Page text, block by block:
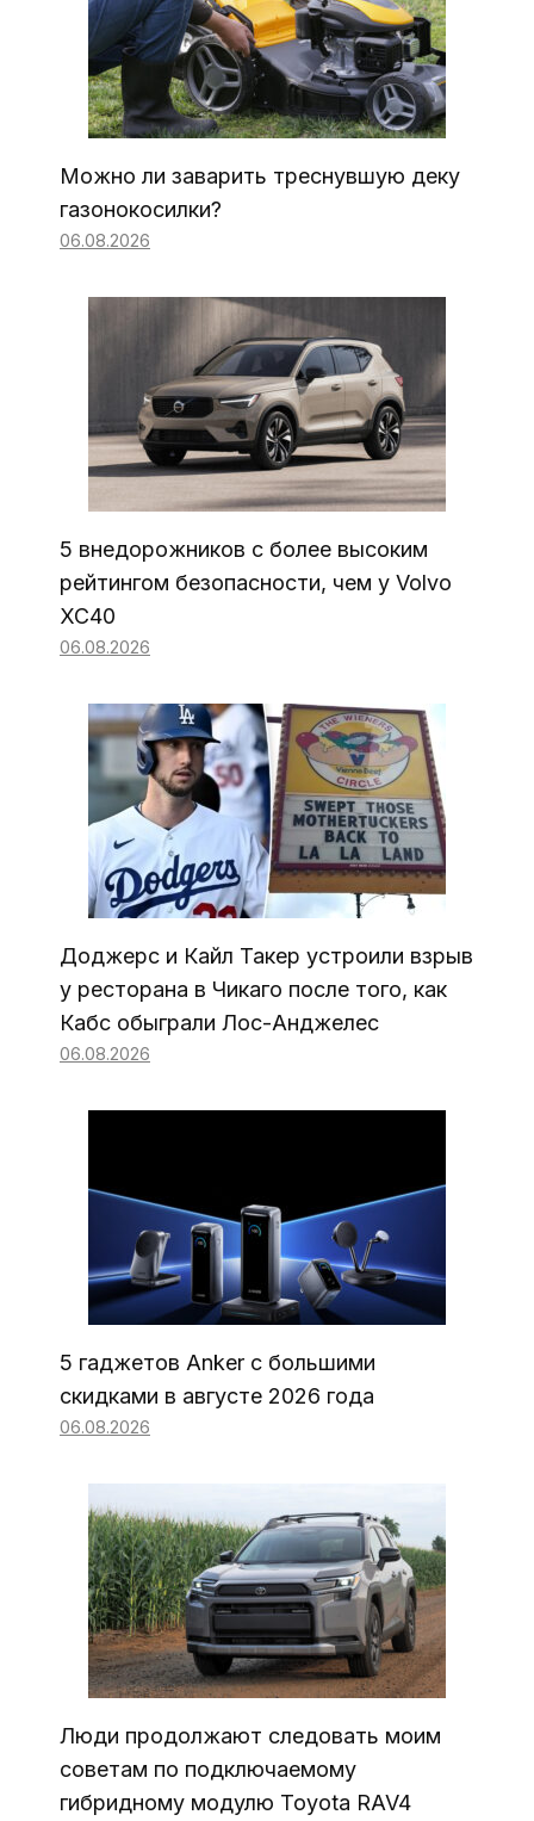
Можно ли заварить треснувшую деку
газонокосилки?
06.08.2026
5 внедорожников с более высоким
рейтингом безопасности, чем у Volvo
XC40
06.08.2026
Доджерс и Кайл Такер устроили взрыв
у ресторана в Чикаго после того, как
Кабс обыграли Лос-Анджелес
06.08.2026
5 гаджетов Anker с большими
скидками в августе 2026 года
06.08.2026
Люди продолжают следовать моим
советам по подключаемому
гибридному модулю Toyota RAV4